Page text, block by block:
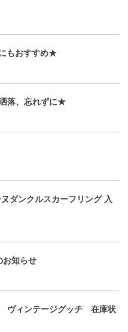
もおすすめ★
落、忘れずに★
ダンクルスカーフリング 入
お知らせ
ヴィンテージグッチ 在庫状